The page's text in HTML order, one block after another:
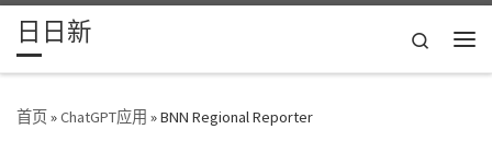
Skip to content
日日新
Search
首页»ChatGPT应用 »BNN Regional Reporter